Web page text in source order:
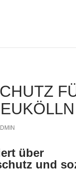
im Kiez
über
und